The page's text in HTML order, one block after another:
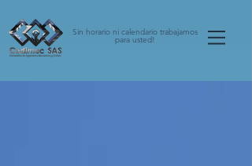
Sin horario ni calendario trabajamos
para usted!